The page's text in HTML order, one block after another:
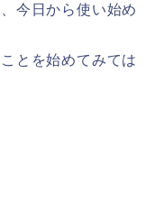
今日から使い始め
とを始めてみては